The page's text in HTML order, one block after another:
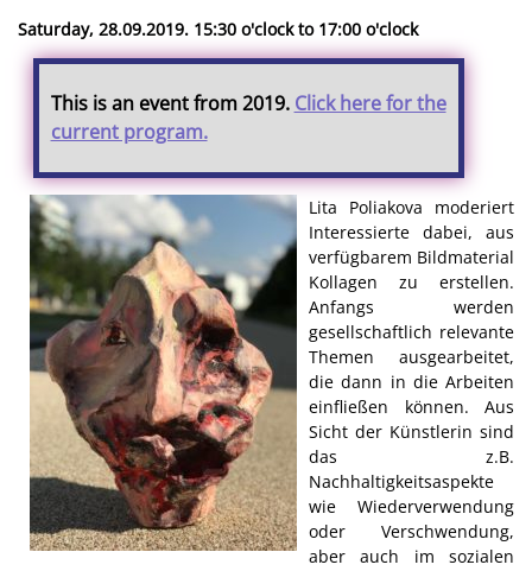
Saturday, 28.09.2019. 15:30 o'clock to 17:00 o'clock
This is an event from 2019. Click here for the
current program.
Lita Poliakova moderiert
Interessierte dabei, aus
verfügbarem Bildmaterial
Kollagen zu erstellen.
Anfangs werden
gesellschaftlich relevante
Themen ausgearbeitet,
die dann in die Arbeiten
einfließen können. Aus
Sicht der Künstlerin sind
das z.B.
Nachhaltigkeitsaspekte
wie Wiederverwendung
oder Verschwendung,
aber auch im sozialen